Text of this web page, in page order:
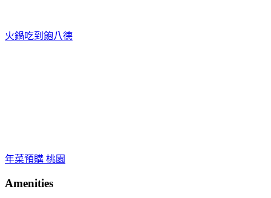
火鍋吃到飽八德
年菜預購 桃園
Amenities